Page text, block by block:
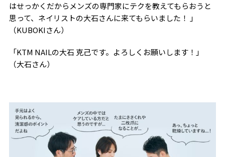
はせっかくだからメンズの専門家にテクを教えてもらおうと
思って、ネイリストの大石さんに来てもらいました！ 」
（KUBOKIさん）
「KTM NAILの大石 克己です。よろしくお願いします！」
（大石さん）